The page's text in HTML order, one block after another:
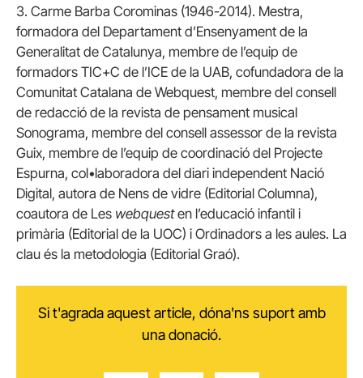
3. Carme Barba Corominas (1946-2014). Mestra,
formadora del Departament d’Ensenyament de la
Generalitat de Catalunya, membre de l’equip de
formadors TIC+C de l’ICE de la UAB, cofundadora de la
Comunitat Catalana de Webquest, membre del consell
de redacció de la revista de pensament musical
Sonograma, membre del consell assessor de la revista
Guix, membre de l’equip de coordinació del Projecte
Espurna, col•laboradora del diari independent Nació
Digital, autora de Nens de vidre (Editorial Columna),
coautora de Les webquesten l’educació infantil i
primària (Editorial de la UOC) i Ordinadors a les aules. La
clau és la metodologia (Editorial Graó).
Si t'agrada aquest article, dóna'ns suport amb
una donació.